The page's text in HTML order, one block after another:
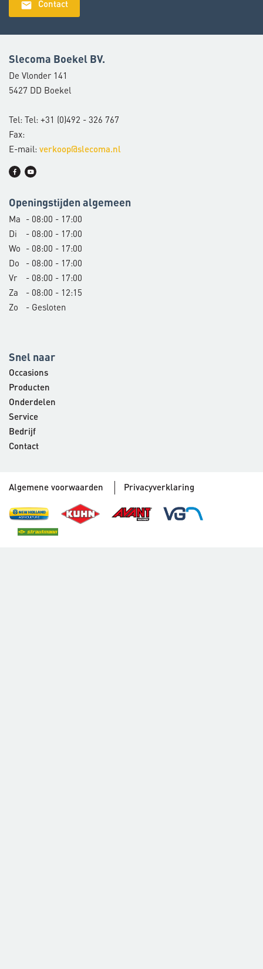
email Contact
Slecoma Boekel BV.
De Vlonder 141
5427 DD Boekel
Tel: Tel: +31 (0)492 - 326 767
Fax:
E-mail: verkoop@slecoma.nl
Openingstijden algemeen
Ma
- 08:00 - 17:00
Di
- 08:00 - 17:00
Wo
- 08:00 - 17:00
Do
- 08:00 - 17:00
Vr
- 08:00 - 17:00
Za
- 08:00 - 12:15
Zo
- Gesloten
Snel naar
Occasions
Producten
Onderdelen
Service
Bedrijf
Contact
Algemene voorwaarden Privacyverklaring